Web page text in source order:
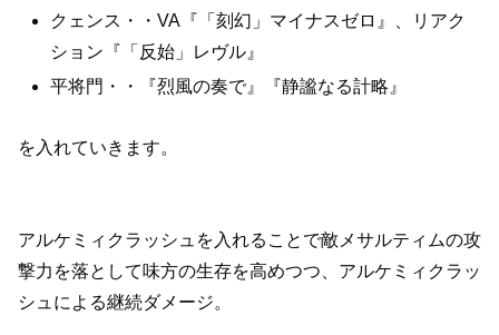
クェンス・・VA『「刻幻」マイナスゼロ』、リアク
ション『「反始」レヴル』
平将門・・『烈風の奏で』『静謐なる計略』
を入れていきます。
アルケミィクラッシュを入れることで敵メサルティムの攻
撃力を落として味方の生存を高めつつ、アルケミィクラッ
シュによる継続ダメージ。